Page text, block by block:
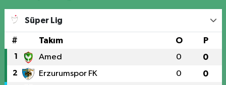
Süper Lig
# Takım O P
1 Amed 0 0
2 Erzurumspor FK 0 0